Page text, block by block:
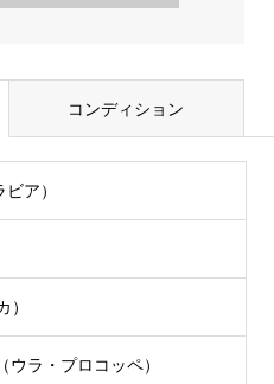
コンディション
ア）
）
ウラ・プロコッペ）